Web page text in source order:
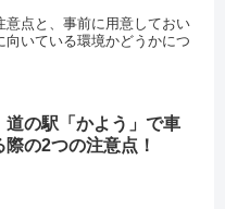
点と、事前に用意しておい
いている環境かどうかにつ
道の駅「かよう」で車
際の2つの注意点！